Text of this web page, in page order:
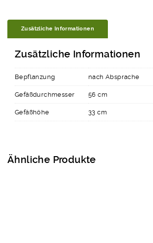
Zusätzliche Informationen
Zusätzliche Informationen
Bepflanzung nach Absprache
Gefäßdurchmesser 56 cm
Gefäßhöhe 33 cm
Ähnliche Produkte